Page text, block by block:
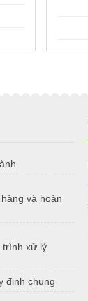
và hoàn
trình xử lý
định chung